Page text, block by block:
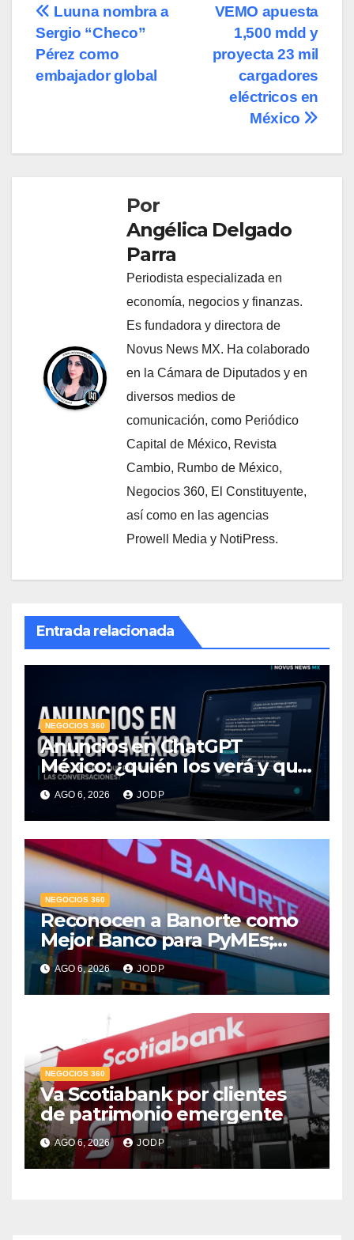
Navegación
de
entradas
VEMO apuesta
1,500 mdd y
proyecta 23 mil
cargadores
eléctricos en
México
Luuna nombra a
Sergio “Checo”
Pérez como
embajador global
Por
Angélica Delgado
Parra
Periodista especializada en
economía, negocios y finanzas.
Es fundadora y directora de
Novus News MX. Ha colaborado
en la Cámara de Diputados y en
diversos medios de
comunicación, como Periódico
Capital de México, Revista
Cambio, Rumbo de México,
Negocios 360, El Constituyente,
así como en las agencias
Prowell Media y NotiPress.
Entrada relacionada
NEGOCIOS 360
Anuncios en ChatGPT
México: ¿quién los verá y qué
pasará con las
conversaciones?
AGO 6, 2026 JODP
NEGOCIOS 360
Reconocen a Banorte como
Mejor Banco para PyMEs;
supera 14% del mercado
crediticio
AGO 6, 2026 JODP
NEGOCIOS 360
Va Scotiabank por clientes
de patrimonio emergente
AGO 6, 2026 JODP